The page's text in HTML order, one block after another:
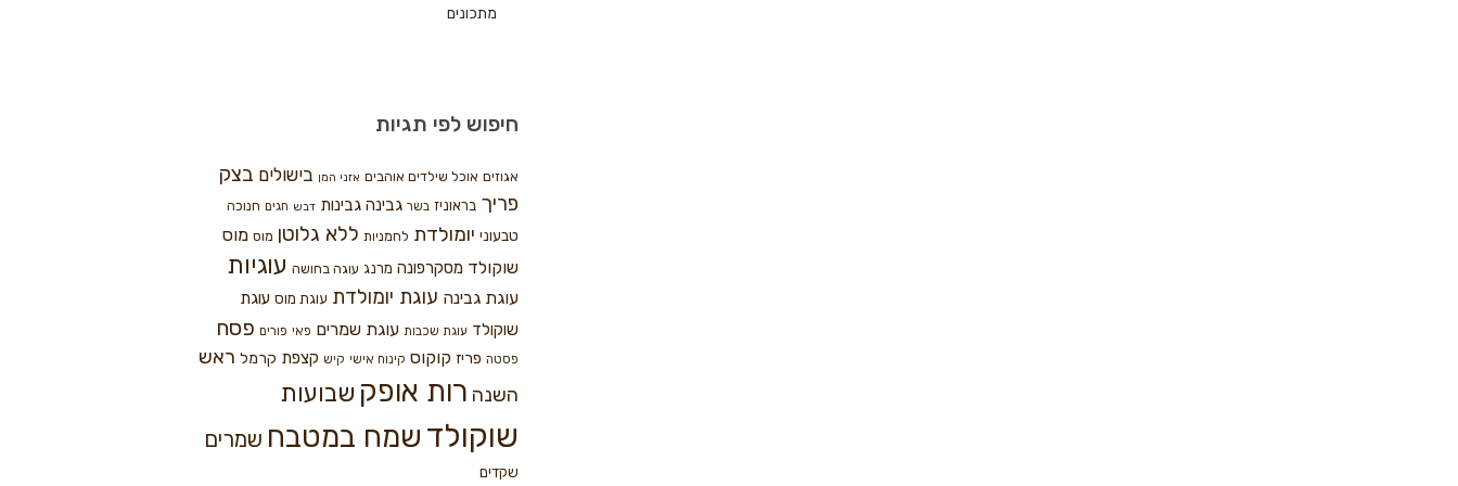
מתכונים
חיפוש לפי תגיות
אגוזים אוכל שילדים אוהבים אזני המן בישולים בצק
פריך בראוניז בשר גבינה גבינות דבש חגים חנוכה
טבעוני יומולדת לחמניות ללא גלוטן מוס מוס
שוקולד מסקרפונה מרנג עוגה בחושה עוגיות
עוגת גבינה עוגת יומולדת עוגת מוס עוגת
שוקולד עוגת שכבות עוגת שמרים פאי פורים פסח
פסטה פריז קוקוס קינוח אישי קיש קצפת קרמל ראש
השנה רות אופק שבועות
שוקולד שמח במטבח שמרים
שקדים